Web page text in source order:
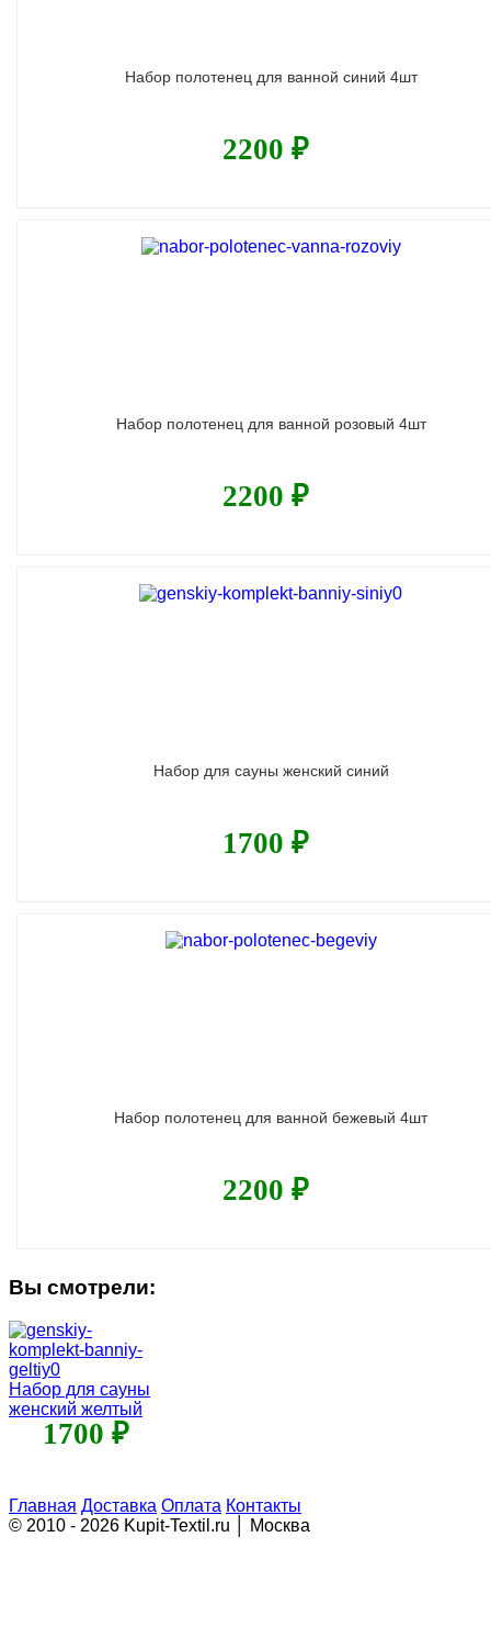
Набор полотенец для ванной синий 4шт
2200 ₽
Набор полотенец для ванной розовый 4шт
2200 ₽
Набор для сауны женский синий
1700 ₽
Набор полотенец для ванной бежевый 4шт
2200 ₽
Вы смотрели:
Набор для сауны
женский желтый
1700 ₽
Главная Доставка Оплата Контакты
© 2010 - 2026 Kupit-Textil.ru │ Москва